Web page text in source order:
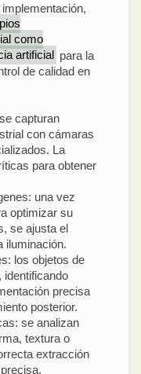
como
artificial para la
de calidad en
capturan
con cámaras
La
para obtener
una vez
optimizar su
se ajusta el
iluminación.
los objetos de
identificando
precisa
posterior.
se analizan
textura o
extracción